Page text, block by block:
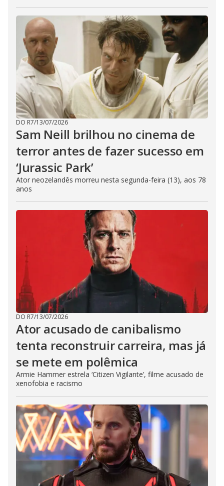
DO R7/13/07/2026
Sam Neill brilhou no cinema de
terror antes de fazer sucesso em
‘Jurassic Park’
Ator neozelandês morreu nesta segunda-feira (13), aos 78
anos
DO R7/13/07/2026
Ator acusado de canibalismo
tenta reconstruir carreira, mas já
se mete em polêmica
Armie Hammer estrela ‘Citizen Vigilante’, filme acusado de
xenofobia e racismo